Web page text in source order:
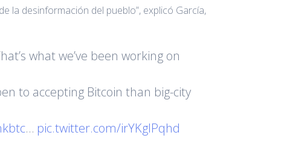
la desinformación del pueblo”, explicó García,
what we’ve been working on
to accepting Bitcoin than big-city
… pic.twitter.com/irYKglPqhd